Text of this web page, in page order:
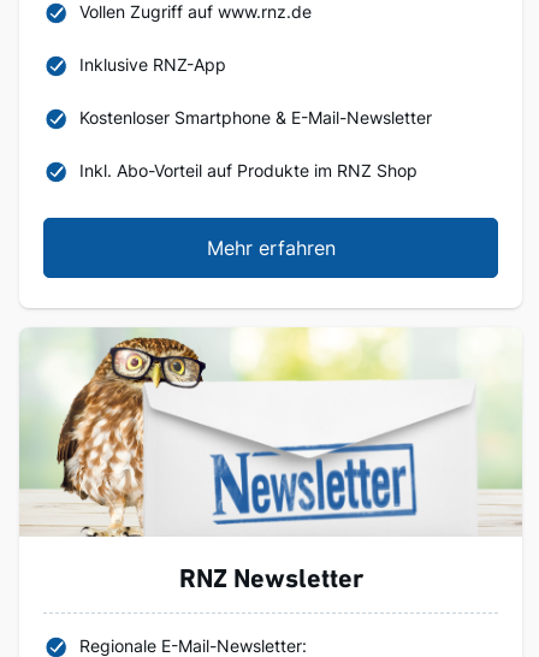
Vollen Zugriff auf www.rnz.de
Inklusive RNZ-App
Kostenloser Smartphone & E-Mail-Newsletter
Inkl. Abo-Vorteil auf Produkte im RNZ Shop
Mehr erfahren
RNZ Newsletter
Regionale E-Mail-Newsletter: